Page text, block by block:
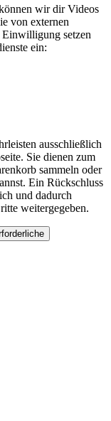
wir dir Videos
von externen
setzen
ein:
ausschließlich
Sie dienen zum
sammeln oder
Ein Rückschluss
und dadurch
weitergegeben.